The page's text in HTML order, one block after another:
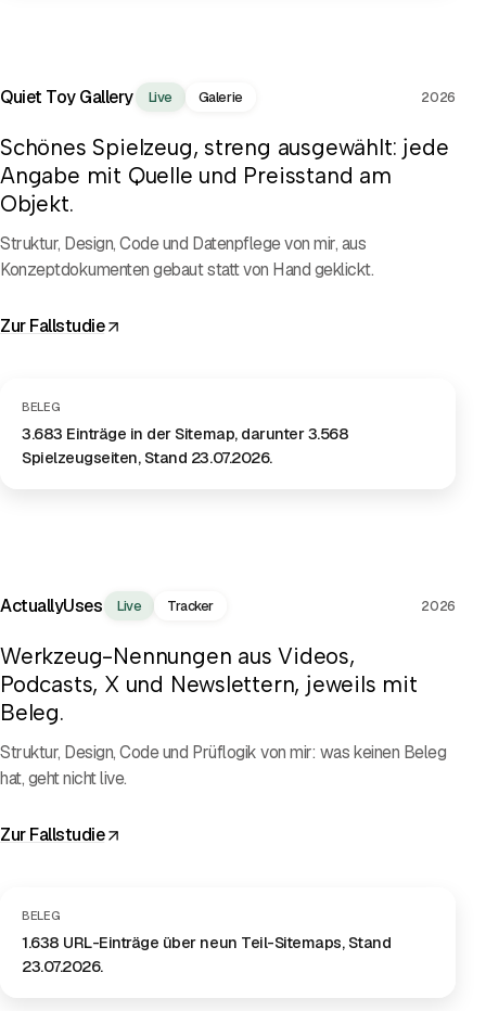
Quiet Toy Gallery Live Galerie 2026
Schönes Spielzeug, streng ausgewählt: jede
Angabe mit Quelle und Preisstand am
Objekt.
Struktur, Design, Code und Datenpflege von mir, aus
Konzeptdokumenten gebaut statt von Hand geklickt.
Zur Fallstudie
BELEG
3.683 Einträge in der Sitemap, darunter 3.568
Spielzeugseiten, Stand 23.07.2026.
ActuallyUses Live Tracker 2026
Werkzeug-Nennungen aus Videos,
Podcasts, X und Newslettern, jeweils mit
Beleg.
Struktur, Design, Code und Prüflogik von mir: was keinen Beleg
hat, geht nicht live.
Zur Fallstudie
BELEG
1.638 URL-Einträge über neun Teil-Sitemaps, Stand
23.07.2026.